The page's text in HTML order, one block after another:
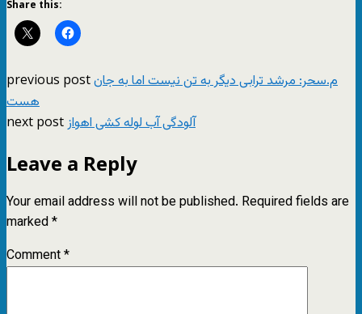
Share this:
previous postم.سحر: مرشد ترابی دیگر به تن نیست اما به جان
هست
next post آلودگی آب لوله کشی اهواز
Leave a Reply
Your email address will not be published. Required fields are
marked*
Comment*